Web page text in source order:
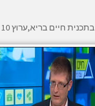
בתכנית חיים בריא,ערוץ 10